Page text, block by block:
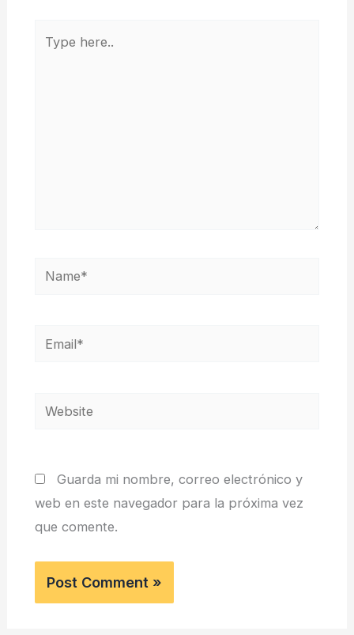
here..
Name*
Email*
Website
Guarda mi nombre, correo electrónico y
web en este navegador para la próxima vez
que comente.